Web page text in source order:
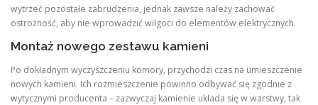
wytrzeć pozostałe zabrudzenia, jednak zawsze należy zachować
ostrożność, aby nie wprowadzić wilgoci do elementów elektrycznych.
Montaż nowego zestawu kamieni
Po dokładnym wyczyszczeniu komory, przychodzi czas na umieszczenie
nowych kamieni. Ich rozmieszczenie powinno odbywać się zgodnie z
wytycznymi producenta – zazwyczaj kamienie układa się w warstwy, tak